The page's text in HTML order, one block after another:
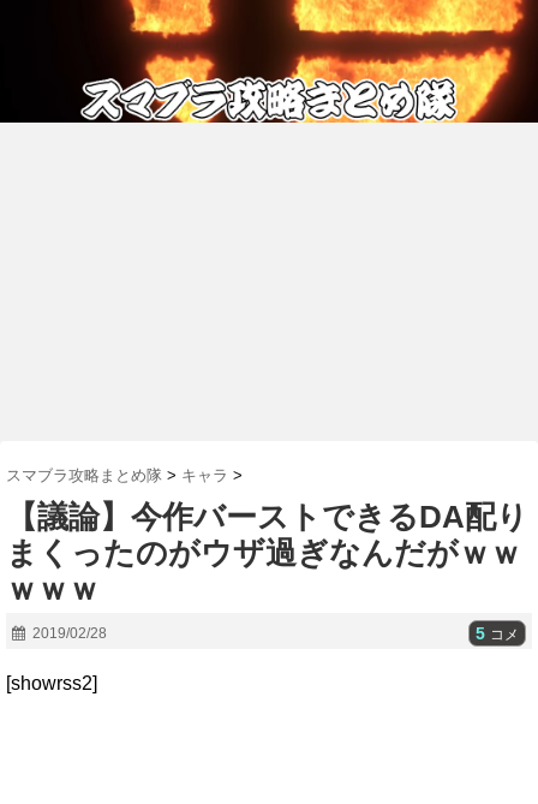
スマブラ攻略まとめ隊 > キャラ >
【議論】今作バーストできるDA配り
まくったのがウザ過ぎなんだがｗｗ
ｗｗｗ
2019/02/28 5 コメ
[showrss2]